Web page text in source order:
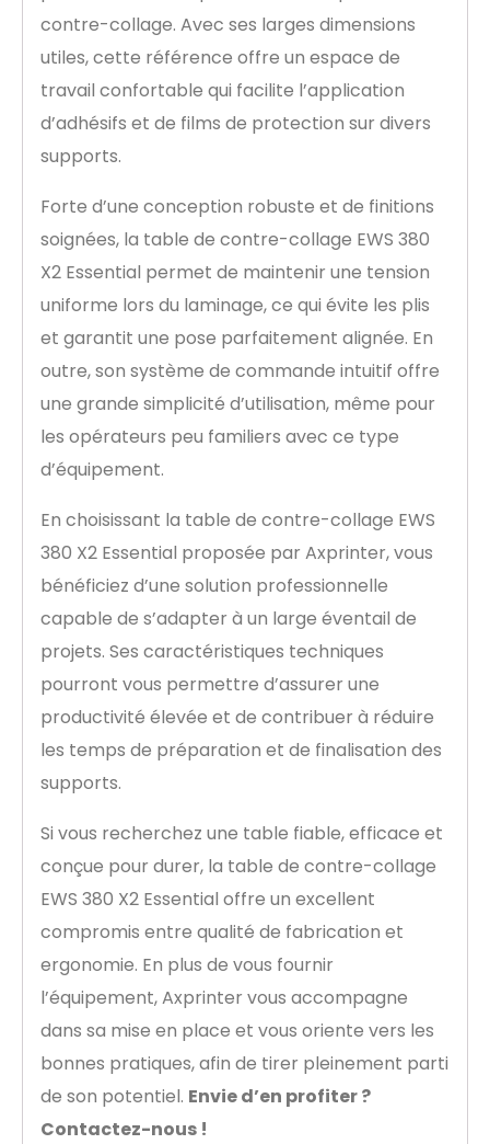
contre-collage. Avec ses larges dimensions
utiles, cette référence offre un espace de
travail confortable qui facilite l’application
d’adhésifs et de films de protection sur divers
supports.
Forte d’une conception robuste et de finitions
soignées, la table de contre-collage EWS 380
X2 Essential permet de maintenir une tension
uniforme lors du laminage, ce qui évite les plis
et garantit une pose parfaitement alignée. En
outre, son système de commande intuitif offre
une grande simplicité d’utilisation, même pour
les opérateurs peu familiers avec ce type
d’équipement.
En choisissant la table de contre-collage EWS
380 X2 Essential proposée par Axprinter, vous
bénéficiez d’une solution professionnelle
capable de s’adapter à un large éventail de
projets. Ses caractéristiques techniques
pourront vous permettre d’assurer une
productivité élevée et de contribuer à réduire
les temps de préparation et de finalisation des
supports.
Si vous recherchez une table fiable, efficace et
conçue pour durer, la table de contre-collage
EWS 380 X2 Essential offre un excellent
compromis entre qualité de fabrication et
ergonomie. En plus de vous fournir
l’équipement, Axprinter vous accompagne
dans sa mise en place et vous oriente vers les
bonnes pratiques, afin de tirer pleinement parti
de son potentiel. Envie d’en profiter ?
Contactez-nous !